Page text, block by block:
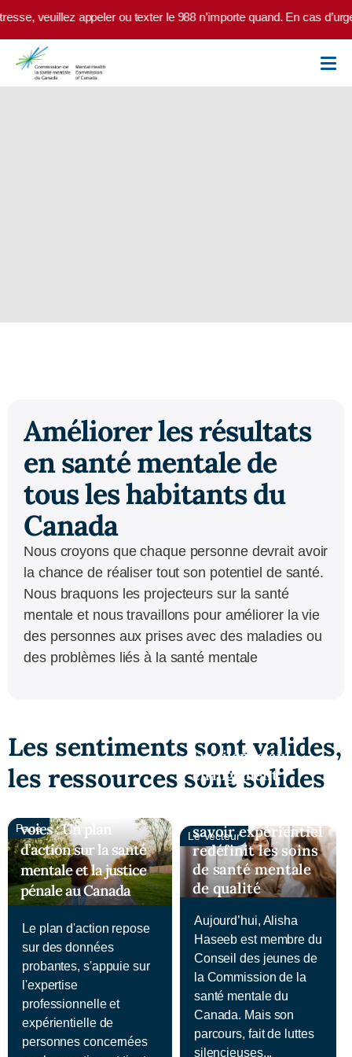
Skip to main content
appeler ou texter le 988 n’importe quand. En cas
Améliorer les résultats
en santé mentale de
tous les habitants du
Canada
Nous croyons que chaque personne devrait avoir
la chance de réaliser tout son potentiel de santé.
Nous braquons les projecteurs sur la santé
mentale et nous travaillons pour améliorer la vie
des personnes aux prises avec des maladies ou
des problèmes liés à la santé mentale
Les sentiments sont valides,
les ressources sont solides
voies : Un plan
d’action sur la santé
mentale et la justice
pénale au Canada
Page
Le plan d'action repose
sur des données
probantes, s'appuie sur
l'expertise
professionnelle et
expérientielle de
personnes concernées
Du silence au
changement
systémique :
savoir expérientiel
redéfinit les soins
de santé mentale
de qualité
Le Vecteur
Aujourd’hui, Alisha
Haseeb est membre du
Conseil des jeunes de
la Commission de la
santé mentale du
Canada. Mais son
parcours, fait de luttes
silencieuses...